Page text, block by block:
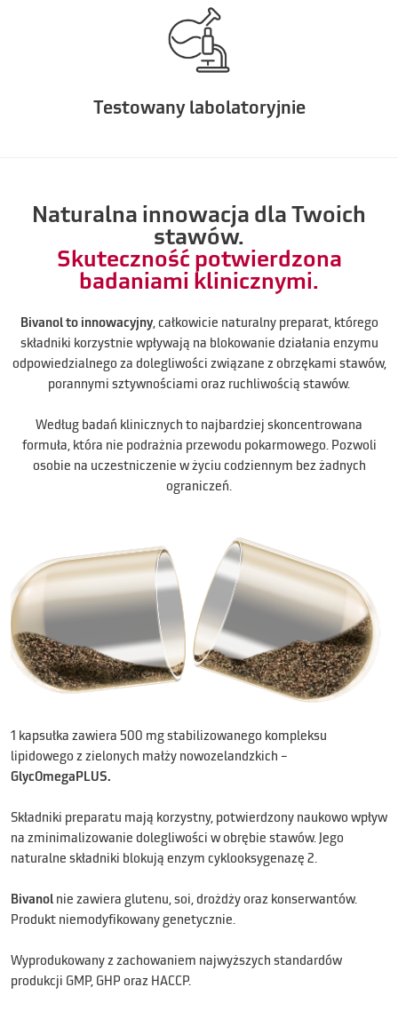
Testowany labolatoryjnie
Naturalna innowacja dla Twoich
stawów.
Skuteczność potwierdzona
badaniami klinicznymi.
Bivanol to innowacyjny, całkowicie naturalny preparat, którego
składniki korzystnie wpływają na blokowanie działania enzymu
odpowiedzialnego za dolegliwości związane z obrzękami stawów,
porannymi sztywnościami oraz ruchliwością stawów.
Według badań klinicznych to najbardziej skoncentrowana
formuła, która nie podrażnia przewodu pokarmowego. Pozwoli
osobie na uczestniczenie w życiu codziennym bez żadnych
ograniczeń.
1 kapsułka zawiera 500 mg stabilizowanego kompleksu
lipidowego z zielonych małży nowozelandzkich –
GlycOmegaPLUS.
Składniki preparatu mają korzystny, potwierdzony naukowo wpływ
na zminimalizowanie dolegliwości w obrębie stawów. Jego
naturalne składniki blokują enzym cyklooksygenazę 2.
Bivanolnie zawiera glutenu, soi, drożdży oraz konserwantów.
Produkt niemodyfikowany genetycznie.
Wyprodukowany z zachowaniem najwyższych standardów
produkcji GMP, GHP oraz HACCP.